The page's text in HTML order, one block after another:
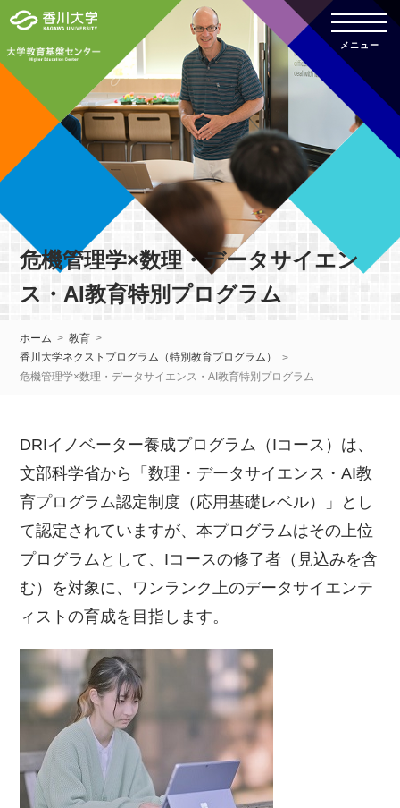
危機管理学×数理・データサイエン
ス・AI教育特別プログラム
ホーム
教育
香川大学ネクストプログラム（特別教育プログラム）
危機管理学×数理・データサイエンス・AI教育特別プログラム
DRIイノベーター養成プログラム（Iコース）は、
文部科学省から「数理・データサイエンス・AI教
育プログラム認定制度（応用基礎レベル）」とし
て認定されていますが、本プログラムはその上位
プログラムとして、Iコースの修了者（見込みを含
む）を対象に、ワンランク上のデータサイエンテ
ィストの育成を目指します。